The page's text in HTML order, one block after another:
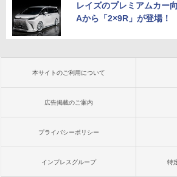
レイズのプレミアムカー
Aから「2×9R」が登場！
本サイトのご利用について
広告掲載のご案内
プライバシーポリシー
インプレスグループ 特